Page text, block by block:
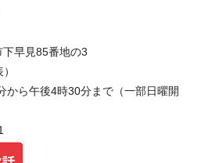
早見85番地の3
から午後4時30分まで（一部日曜開